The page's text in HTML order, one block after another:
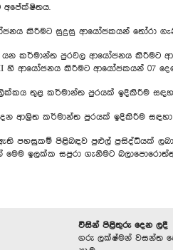
අපේක්ෂිතය.
කිරීමට සුදුසු ආයෝජකයන් තෝරා
කර්මාන්ත පුරවල ආයෝජනය කිරීමට
හි ආයෝජනය කිරීමට ආයෝජකයන් 07
තුළ කර්මාන්ත පුරයක් ඉදිකිරීම
ආශ්‍රිත කර්මාන්ත පුරයක් ඉදිකිරීම
ඇති පහසුකම් පිළිබඳව පුළුල් ප්‍රසිද්ධියක්
මෙම ඉලක්ක සපුරා ගැනීමට
විසින් පිළිතුරු දෙන ලදී
ගරු ලක්ෂ්මන් වසන්ත